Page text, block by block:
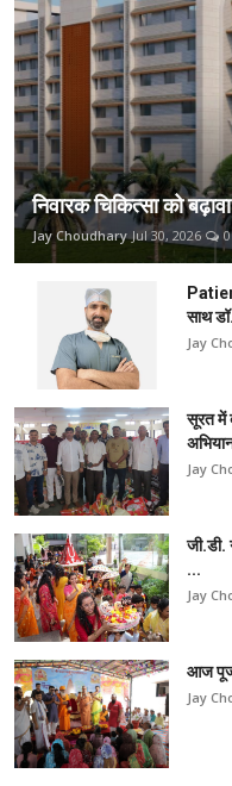
निवारक चिकित्सा को
Jay Choudhary Jul 30, 2026 0
साथ
Jay
सूरत में
Jay
जी.डी.
...
Jay
आज
Jay